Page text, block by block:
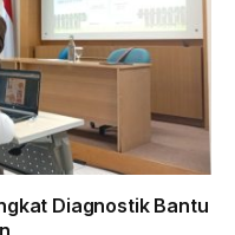
Diagnostik Bantu